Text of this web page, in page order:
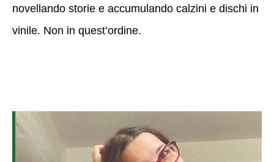
novellando storie e accumulando calzini e dischi in
vinile. Non in quest’ordine.